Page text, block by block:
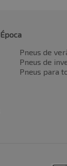
Época
Pneus de
Pneus de
Pneus para